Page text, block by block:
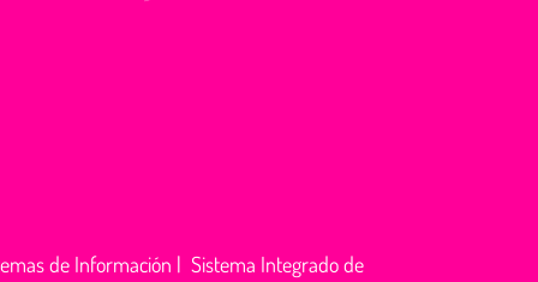
de Información | Sistema Integrado de